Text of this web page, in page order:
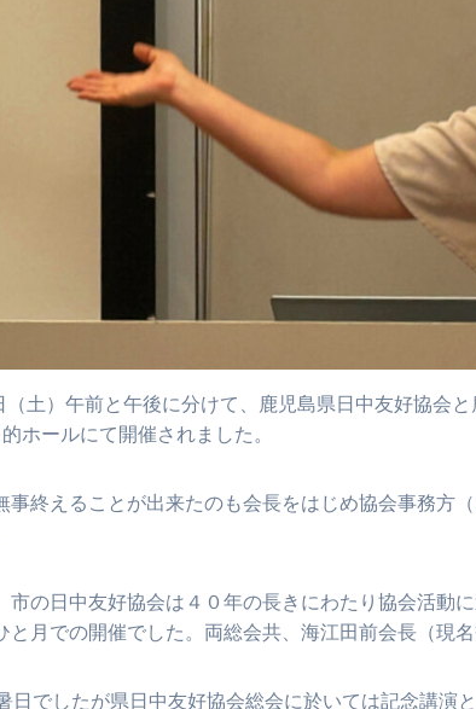
（土）午前と午後に分けて、鹿児島県日中友好協会
ホールにて開催されました。
事終えることが出来たのも会長をはじめ協会事務方
市の日中友好協会は４０年の長きにわたり協会活動
と月での開催でした。両総会共、海江田前会長（現
日でしたが県日中友好協会総会に於いては記念講演